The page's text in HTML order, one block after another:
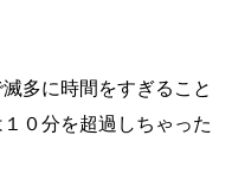
多に時間をすぎること
０分を超過しちゃった